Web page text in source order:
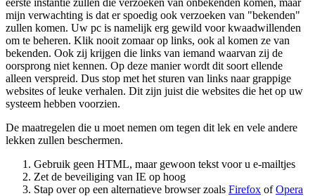
mijn verwachting is dat er spoedig ook verzoeken van "bekenden"
zullen komen. Uw pc is namelijk erg gewild voor kwaadwillenden
om te beheren. Klik nooit zomaar op links, ook al komen ze van
bekenden. Ook zij krijgen die links van iemand waarvan zij de
oorsprong niet kennen. Op deze manier wordt dit soort ellende
alleen verspreid. Dus stop met het sturen van links naar grappige
websites of leuke verhalen. Dit zijn juist die websites die het op uw
systeem hebben voorzien.
De maatregelen die u moet nemen om tegen dit lek en vele andere
lekken zullen beschermen.
Gebruik geen HTML, maar gewoon tekst voor u e-mailtjes
Zet de beveiliging van IE op hoog
Stap over op een alternatieve browser zoals Firefox ofOpera